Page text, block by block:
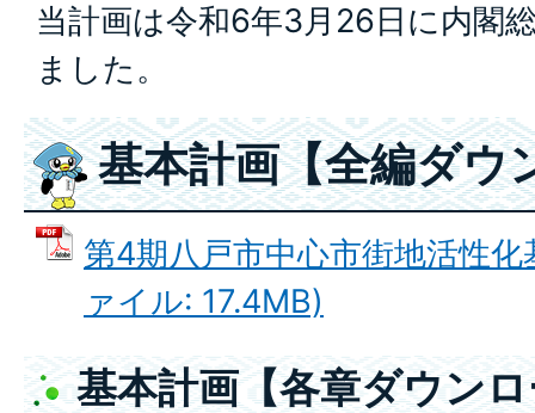
当計画は令和6年3月26日に内閣
ました。
基本計画【全編ダウ
第4期八戸市中心市街地活性
ァイル: 17.4MB)
基本計画【各章ダウン